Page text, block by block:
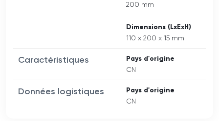
200 mm
Dimensions (LxExH)
110 x 200 x 15 mm
Caractéristiques Pays d'origine
CN
Données logistiques Pays d'origine
CN